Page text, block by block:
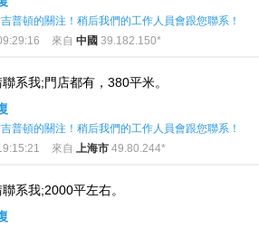
普頓的關注！稍后我們的工作人員會跟您聯系！
來自 中國 39.182.150*
系我;門店都有，380平米。
普頓的關注！稍后我們的工作人員會跟您聯系！
來自 上海市 49.80.244*
系我;2000平左右。